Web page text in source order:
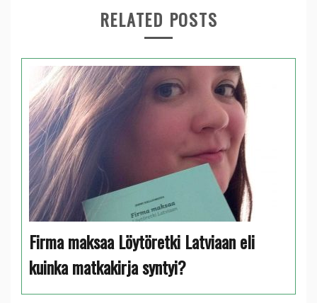
RELATED POSTS
Firma maksaa Löytöretki Latviaan eli
kuinka matkakirja syntyi?